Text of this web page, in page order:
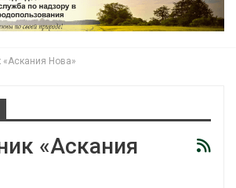
«Аскания Нова»
«Аскания